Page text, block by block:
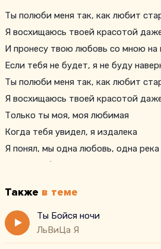
Ты полюби меня так, как любит
Я восхищаюсь твоей красотой
И пронесу твою любовь со мною на
Если тебя не будет, я не буду
Ты полюби меня так, как любит
Я восхищаюсь твоей красотой
Только ты моя, моя любимая
Когда тебя увидел, я издалека
Я понял, мы одна любовь, одна река
Я хочу любовь, которая из телека
Не бойся, помни, да
Также в теме
Ты Бойся ночи
ЛьВиЦа Я